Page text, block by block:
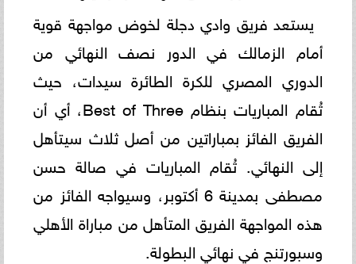
يستعد فريق وادي دجلة لخوض مواجهة قوية
أمام الزمالك في الدور نصف النهائي من
الدوري المصري للكرة الطائرة سيدات، حيث
تُقام المباريات بنظام Best of Three، أي أن
الفريق الفائز بمباراتين من أصل ثلاث سيتأهل
إلى النهائي. تُقام المباريات في صالة حسن
مصطفى بمدينة 6 أكتوبر، وسيواجه الفائز من
هذه المواجهة الفريق المتأهل من مباراة الأهلي
وسبورتنج في نهائي البطولة.